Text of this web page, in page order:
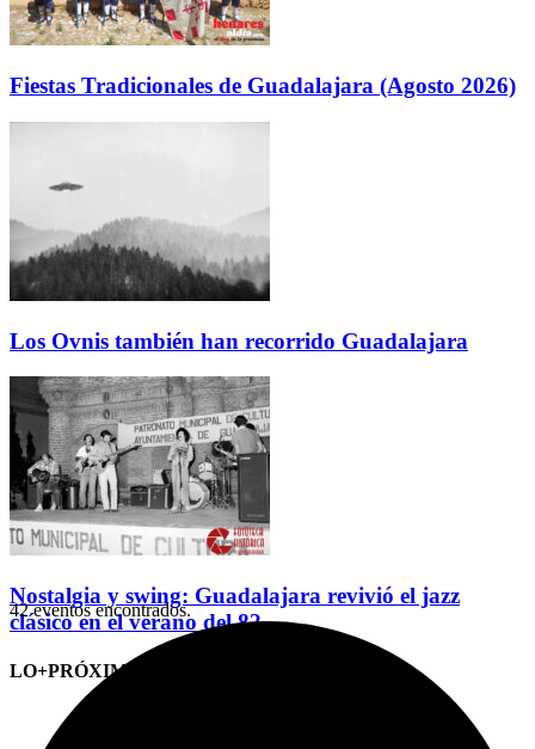
Fiestas Tradicionales de Guadalajara (Agosto 2026)
Los Ovnis también han recorrido Guadalajara
Nostalgia y swing: Guadalajara revivió el jazz
clásico en el verano del 82
LO+PRÓXIMO (CITAS)
42 eventos encontrados.